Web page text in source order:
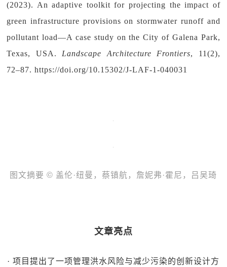
(2023). An adaptive toolkit for projecting the impact of
green infrastructure provisions on stormwater runoff and
pollutant load—A case study on the City of Galena Park,
Texas, USA. Landscape Architecture Frontiers, 11(2),
72‒87. https://doi.org/10.15302/J-LAF-1-040031
图文摘要 © 盖伦·纽曼，蔡镇航，詹妮弗·霍尼，吕吴琦
文章亮点
· 项目提出了一项管理洪水风险与减少污染的创新设计方